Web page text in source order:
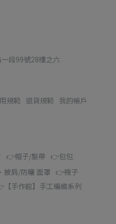
段99號28樓之六
規範 退貨規範 我的帳戶
👉帽子/髮帶 👉包包
披肩/防曬 面罩
👉襪子
【手作館】手工編織系列